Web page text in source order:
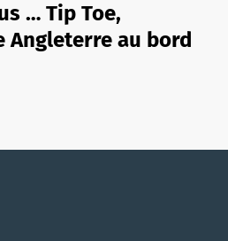
… Tip Toe,
Angleterre au bord